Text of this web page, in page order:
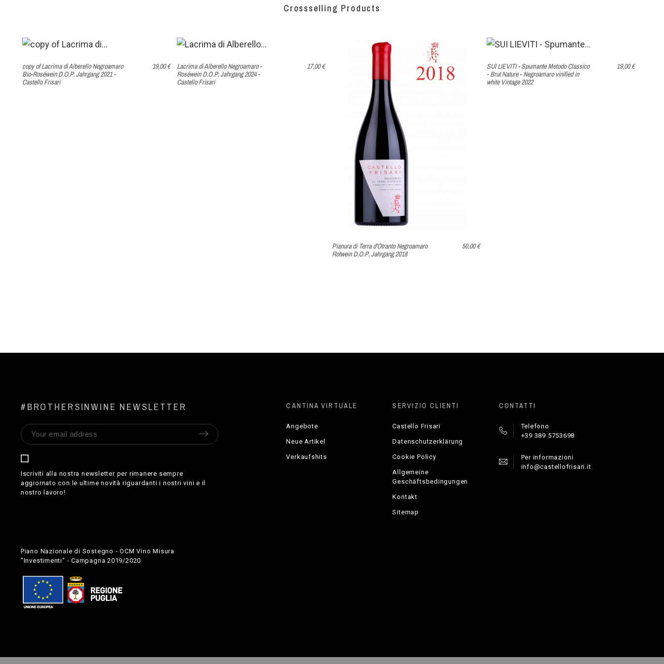
Crossselling Products
copy of Lacrima di Alberello Negroamaro
Bio-Roséwein D.O.P. Jahrgang 2021 -
Castello Frisari
19,00 €
Lacrima di Alberello Negroamaro -
Roséwein D.O.P. Jahrgang 2024 -
Castello Frisari
17,00 €
Pianura di Terra d'Otranto Negroamaro
Rotwein D.O.P. Jahrgang 2018
50,00 €
SUI LIEVITI - Spumante Metodo Classico
- Brut Nature - Negroamaro vinified in
white Vintage 2022
19,00 €
#BROTHERSINWINE NEWSLETTER
Iscriviti alla nostra newsletter per rimanere sempre
aggiornato con le ultime novità riguardanti i nostri vini e il
nostro lavoro!
Piano Nazionale di Sostegno - OCM Vino Misura
"Investimenti" - Campagna 2019/2020
CANTINA VIRTUALE
Angebote
Neue Artikel
Verkaufshits
SERVIZIO CLIENTI
Castello Frisari
Datenschutzerklärung
Cookie Policy
Allgemeine
Geschäftsbedingungen
Kontakt
Sitemap
CONTATTI
Telefono
+39 389 5753698
Per informazioni
info@castellofrisari.it